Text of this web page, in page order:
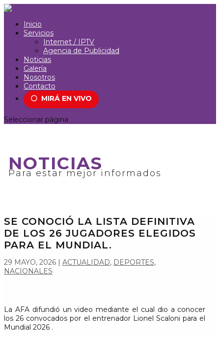
Inicio
Servicios
Internet / IPTV
Agencia de Publicidad
Noticias
Galería
Nosotros
Contacto
⚪ MIRÁ EN VIVO
Seleccionar página
NOTICIAS
Para estar mejor informados
SE CONOCIÓ LA LISTA DEFINITIVA
DE LOS 26 JUGADORES ELEGIDOS
PARA EL MUNDIAL.
29 MAYO, 2026 | ACTUALIDAD, DEPORTES,
NACIONALES
La AFA difundió un video mediante el cual dio a conocer
los 26 convocados por el entrenador Lionel Scaloni para el
Mundial 2026 .